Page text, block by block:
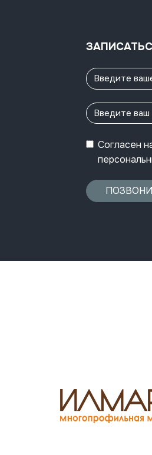
Согласен